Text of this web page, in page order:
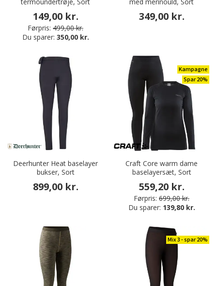
149,00 kr.
Førpris: 499,00 kr.
Du sparer: 350,00 kr.
349,00 kr.
Deerhunter Heat baselayer
bukser, Sort
899,00 kr.
Kampagne
Spar 20%
Craft Core warm dame
baselayersæt, Sort
559,20 kr.
Førpris: 699,00 kr.
Du sparer: 139,80 kr.
Mix 3 - spar 20%